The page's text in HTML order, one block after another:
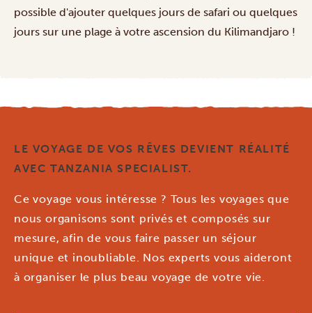
possible d'ajouter quelques jours de safari ou quelques
jours sur une plage à votre ascension du Kilimandjaro !
LE VOYAGE DE VOS RÊVES DEVIENT RÉALITÉ
AVEC TANZANIA SPECIALIST.
Ce voyage vous intéresse ? Tous les voyages que
nous organisons sont privés et composés sur
mesure, afin de vous faire passer un séjour
unique et inoubliable. Nos experts vous aideront
à organiser le plus beau voyage de votre vie.